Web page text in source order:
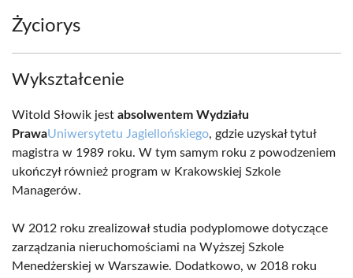
Życiorys
Wykształcenie
Witold Słowik jest absolwentem Wydziału
PrawaUniwersytetu Jagiellońskiego, gdzie uzyskał tytuł
magistra w 1989 roku. W tym samym roku z powodzeniem
ukończył również program w Krakowskiej Szkole
Managerów.
W 2012 roku zrealizował studia podyplomowe dotyczące
zarządzania nieruchomościami na Wyższej Szkole
Menedżerskiej w Warszawie. Dodatkowo, w 2018 roku